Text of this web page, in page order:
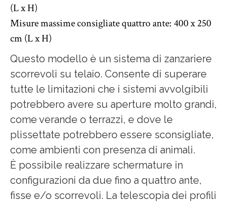
(L x H)
Misure massime consigliate quattro ante: 400 x 250
cm (L x H)
Questo modello è un sistema di zanzariere
scorrevoli su telaio. Consente di superare
tutte le limitazioni che i sistemi avvolgibili
potrebbero avere su aperture molto grandi,
come verande o terrazzi, e dove le
plissettate potrebbero essere sconsigliate,
come ambienti con presenza di animali.
È possibile realizzare schermature in
configurazioni da due fino a quattro ante,
fisse e/o scorrevoli. La telescopia dei profili